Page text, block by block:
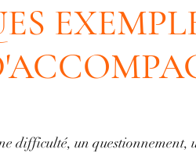
difficulté, un